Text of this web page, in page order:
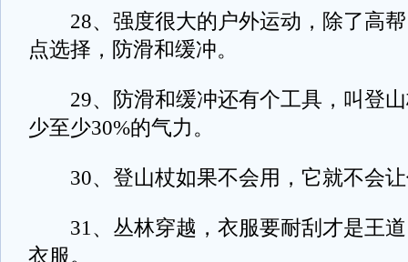
28、强度很大的户外运动，除了高帮
点选择，防滑和缓冲。
29、防滑和缓冲还有个工具，叫登山
少至少30%的气力。
30、登山杖如果不会用，它就不会让
31、丛林穿越，衣服要耐刮才是王道
衣服。